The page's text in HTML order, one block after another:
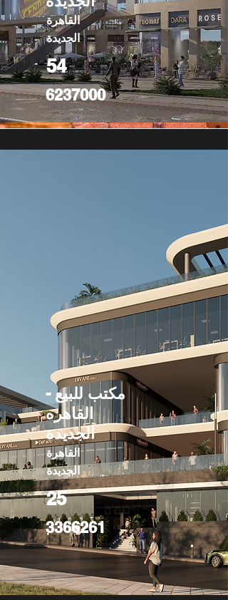
القاهرة
الجديدة
54
6237000
مكتب للبيع -
القاهره
الجديدة
القاهرة
الجديدة
25
3366261